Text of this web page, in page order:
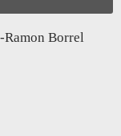
Ramon Borrel